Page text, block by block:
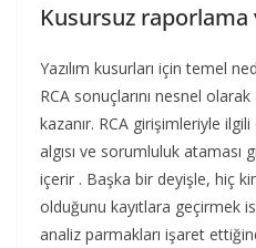
Kusursuz
Yazılım kusurları için temel
RCA sonuçlarını nesnel
kazanır. RCA girişimleriyle
algısı ve sorumluluk ataması
içerir . Başka bir deyişle, hiç
olduğunu kayıtlara geçirmek
analiz parmakları işaret